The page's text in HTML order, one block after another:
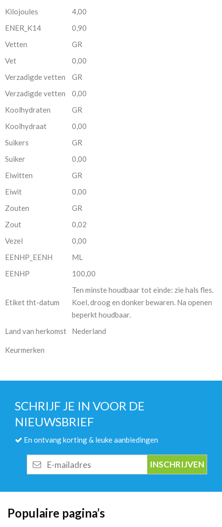
Kilojoules
4,00
ENER_K14
0,90
Vetten
GR
Vet
0,00
Verzadigde vetten
GR
Verzadigde vetten
0,00
Koolhydraten
GR
Koolhydraat
0,00
Suikers
GR
Suiker
0,00
Eiwitten
GR
Eiwit
0,00
Zouten
GR
Zout
0,02
Vezel
0,00
EENHP_EENH
ML
EENHP
100,00
Etiket tht-datum
Ten minste houdbaar tot einde: zie hals fles.
Koel, droog en donker bewaren. Na openen
beperkt houdbaar.
Land van herkomst
Nederland
Keurmerken
SCHRIJF JE IN VOOR DE
NIEUWSBRIEF
En ontvang korting & leuke aanbiedingen
mailadres
Populaire pagina’s